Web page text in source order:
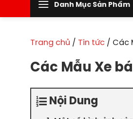
Danh Mục Sản Phẩm
Trang chủ / Tin tức / Các
Các Mẫu Xe
Nội Dung